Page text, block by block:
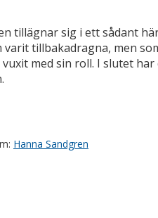
tillägnar sig i ett sådant
varit tillbakadragna, men
med sin roll. I slutet
Hanna Sandgren